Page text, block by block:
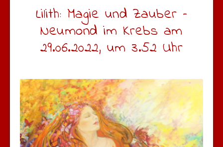
Lilith: Magie und Zauber –
Neumond im Krebs am
29.06.2022, um 3.52 Uhr